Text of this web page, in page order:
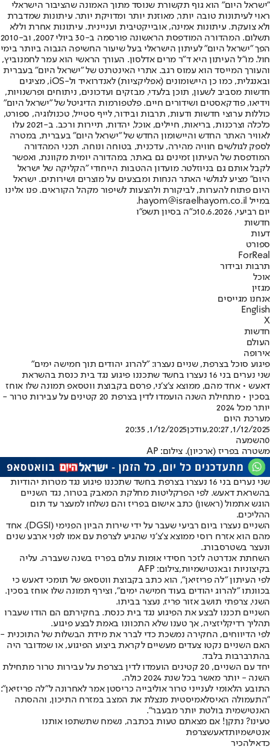
"ישראל היום" הוא גוף תקשורת שנוסד מתוך האמונה שהציבור הישראלי
ראוי לעיתונות טובה יותר, מאוזנת יותר ומדויקת יותר. עיתונות שמדברת
ולא צועקת. עיתונות אמינה, אובייקטיבית ועניינית. עיתונות אחרת וללא
תשלום. המהדורה המודפסת הראשונה פורסמה ב-30 ביולי 2007, וב-2010
הפך "ישראל היום" לעיתון הישראלי בעל שיעור החשיפה הגבוה ביותר בימי
חול. מו"ל העיתון היא ד"ר מרים אדלסון. העורך הראשי הוא עמר לחמנוביץ,
והעורך המייסד הוא עמוס רגב. אתרי האינטרנט של "ישראל היום" בעברית
ובאנגלית, כמו כן היישומונים (אפליקציות) לאנדרואיד ול-iOS, מציגים
חדשות מסביב לשעון, תוכן בלעדי, מבזקים ועדכונים, ניתוחים ופרשנויות,
וידיאו, פודקאסטים ושידורים חיים. פלטפורמות הדיגיטל של "ישראל היום"
כוללות ערוצי חדשות ודעות, תרבות ובידור, לייף סטייל, טכנולוגיה, ספורט,
כלכלה וצרכנות, בריאות, חיילים, אוכל, יהדות, תיירות ורכב. ב-2021 עלו
לאוויר האתר החדש והיישומון החדש של "ישראל היום" בעברית, במטרה
לספק לגולשים חוויה מהירה, עדכנית, בטוחה ונוחה. תכני המהדורה
המודפסת של העיתון זמינים גם באתר, במהדורה יומית מקוונת, ואפשר
לקבל אותם גם בניוזלטר. מועדון ההטבות הייחודי "הקליקה של ישראל
היום" מציע לגולשי האתר הנחות ומבצעים על מוצרים ושירותים. ישראל
היום פתוח להערות, לביקורת ולהצעות לשיפור מקהל הקוראים. פנו אלינו
במייל hayom@israelhayom.co.il.
יום רביעי, 10.6.2026
כ"ה בסיון תשפ"ו
חדשות
דעות
ספורט
ForReal
תרבות ובידור
אוכל
מגזין
אנחנו מגייסים
English
X
חדשות
העולם
אירופה
פיגוע סוכל בצרפת, שניים נעצרו: ״להרוג יהודים תוך חמישה ימים״
שני נערים בני 16 נעצרו בחשד שתכננו פיגוע נגד בית כנסת בהשראת
דאעש • אחד מהם, ממוצא צ׳צ׳ני, פרסם בקבוצת ווטסאפ תמונה שלו אוחז
בסכין • מתחילת השנה הועמדו לדין בצרפת 20 קטינים על עבירות טרור -
יותר מכל 2024
מערכת היום
1/12/2025, 20:27
,עודכן1/12/2025, 20:35
0השמעה
משטרה בפריז (ארכיון). צילום: AP
שני נערים בני 16 נעצרו בצרפת בחשד שתכננו פיגוע נגד מטרות יהודיות
בהשראת דאעש. לפי הפרקליטות מחלקת המאבק בטרור, נגד השניים
הוגש אתמול (ראשון) כתב אישום בפריז והם נשלחו למעצר עד תום
ההליכים.
השניים נעצרו ביום רביעי שעבר על ידי שירות הביון הפנימי (DGSI). אחד
מהם הוא אזרח רוסי ממוצא צ׳צ׳ני שהגיע לצרפת עם אמו לפני ארבע שנים
ונעצר בשטרסבורג.
השחתת אנדרטה לזכר חסידי אומות עולם בפריז בשנה שעברה. עליה
בקיצוניות ובאנטישמיות,צילום: AFP
לפי העיתון ״לה פריזיאן״, הוא כתב בקבוצת ווטסאפ של תומכי דאעש כי
בכוונתו ״להרוג יהודים בעוד חמישה ימים״, וצירף תמונה שלו אוחז בסכין.
השני, צרפתי תושב אזור פריז, נעצר בביתו.
השניים תכננו לבצע את הפיגוע נגד בית כנסת. בחקירתם הם הודו שעברו
תהליך רדיקליזציה, אך טענו שלא התכוונו באמת לבצע פיגוע.
לפי הדיווחים, החקירה נמשכת כדי לברר את מידת הבשלות של התוכנית -
האם השניים נקטו צעדים מעשיים לקראת ביצוע הפיגוע, או שמדובר היה
בהתרברבות בלבד.
יחד עם השניים, 20 קטינים הועמדו לדין בצרפת על עבירות טרור מתחילת
השנה - יותר מאשר בכל שנת 2024 כולה.
התובע הלאומי לענייני טרור אוליבייה כריסטן אמר לאחרונה ל״לה פריזיאן״:
״התעמולה האיסלאמיסטית מנצלת את המצב במזרח התיכון, וההסתה
האנטישמית בולטת יותר מבעבר״.
טעינו? נתקן! אם מצאתם טעות בכתבה, נשמח שתשתפו אותנו
אנטישמיותדאעשצרפת
כדאילהכיר